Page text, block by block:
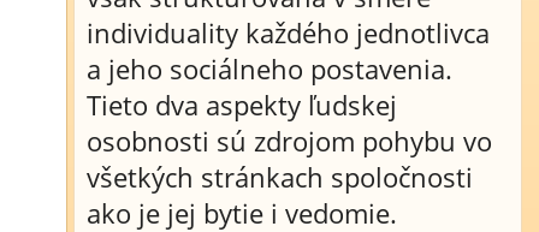
individuality každého jednotlivca
a jeho sociálneho postavenia.
Tieto dva aspekty ľudskej
osobnosti sú zdrojom pohybu vo
všetkých stránkach spoločnosti
ako je jej bytie i vedomie.